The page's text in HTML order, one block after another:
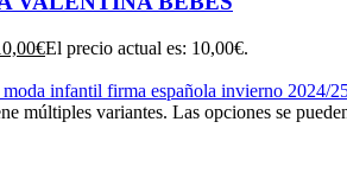
€El precio actual es: 10,00€.
múltiples variantes. Las opciones se